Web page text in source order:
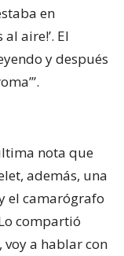
en
aire!’. El
y después
nota que
además, una
el camarógrafo
compartió
voy a hablar con